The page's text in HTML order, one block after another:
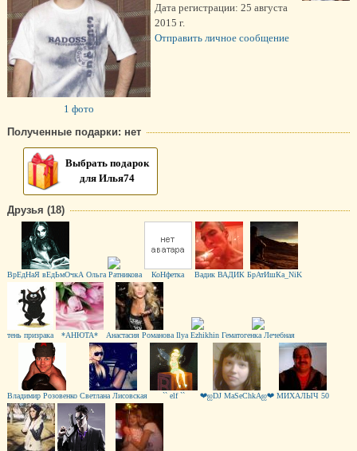
1 фото
Дата регистрации: 25 августа
2015 г.
Отправить личное сообщение
Полученные подарки: нет
Выбрать подарок
для Илья74
Друзья (18)
ВрЕдНаЯ вЕдЬмОчкА Ольга Ратникова КоНфетка Вадик ВАДИК БрАтИшКа_NiK
тень призрака *АНЮТА* Анастасия Романова Ilya Ezhikhin Гематогенка Лечебная
Владимир Розовенко Светлана Лисовская `` elf `` ❤ஐDJ MaSeChkAஐ❤ МИХАЛЫЧ 50